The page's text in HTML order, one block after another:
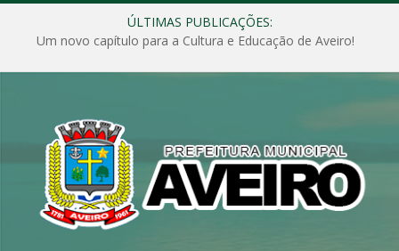
ÚLTIMAS PUBLICAÇÕES:
Um novo capítulo para a Cultura e Educação de Aveiro!